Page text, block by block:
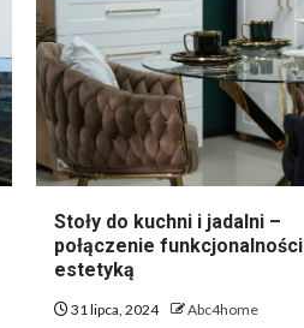
Stoły do kuchni i jadalni –
połączenie
estetyką
31 lipca, 2024 Abc4home